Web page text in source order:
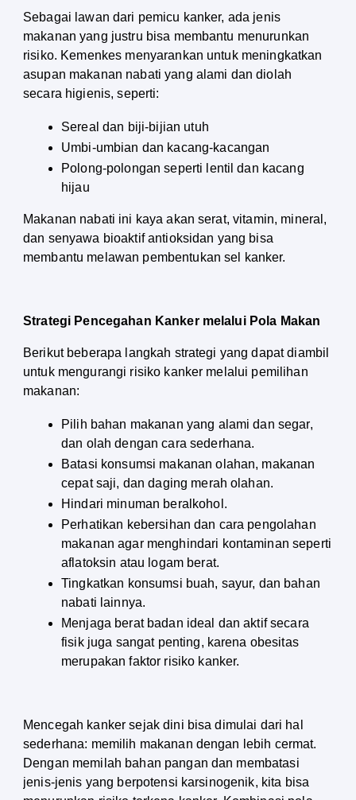
Sebagai lawan dari pemicu kanker, ada jenis
makanan yang justru bisa membantu menurunkan
risiko. Kemenkes menyarankan untuk meningkatkan
asupan makanan nabati yang alami dan diolah
secara higienis, seperti:
Sereal dan biji-bijian utuh
Umbi-umbian dan kacang-kacangan
Polong-polongan seperti lentil dan kacang
hijau
Makanan nabati ini kaya akan serat, vitamin, mineral,
dan senyawa bioaktif antioksidan yang bisa
membantu melawan pembentukan sel kanker.
Strategi Pencegahan Kanker melalui Pola Makan
Berikut beberapa langkah strategi yang dapat diambil
untuk mengurangi risiko kanker melalui pemilihan
makanan:
Pilih bahan makanan yang alami dan segar,
dan olah dengan cara sederhana.
Batasi konsumsi makanan olahan, makanan
cepat saji, dan daging merah olahan.
Hindari minuman beralkohol.
Perhatikan kebersihan dan cara pengolahan
makanan agar menghindari kontaminan seperti
aflatoksin atau logam berat.
Tingkatkan konsumsi buah, sayur, dan bahan
nabati lainnya.
Menjaga berat badan ideal dan aktif secara
fisik juga sangat penting, karena obesitas
merupakan faktor risiko kanker.
Mencegah kanker sejak dini bisa dimulai dari hal
sederhana: memilih makanan dengan lebih cermat.
Dengan memilah bahan pangan dan membatasi
jenis-jenis yang berpotensi karsinogenik, kita bisa